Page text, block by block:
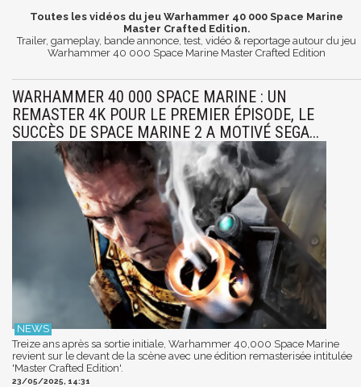
Toutes les vidéos du jeu Warhammer 40 000 Space Marine
Master Crafted Edition.
Trailer, gameplay, bande annonce, test, vidéo & reportage autour du jeu
Warhammer 40 000 Space Marine Master Crafted Edition
WARHAMMER 40 000 SPACE MARINE : UN
REMASTER 4K POUR LE PREMIER ÉPISODE, LE
SUCCÈS DE SPACE MARINE 2 A MOTIVÉ SEGA...
Treize ans après sa sortie initiale, Warhammer 40,000 Space Marine
revient sur le devant de la scène avec une édition remasterisée intitulée
'Master Crafted Edition'.
23/05/2025, 14:31